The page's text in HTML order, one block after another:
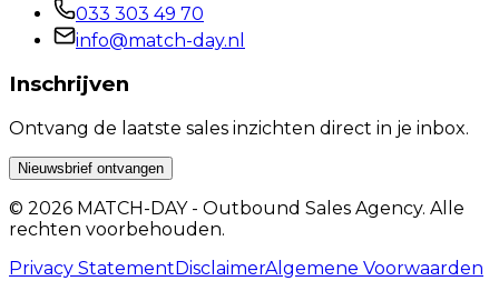
033 303 49 70
info@match-day.nl
Inschrijven
Ontvang de laatste sales inzichten direct in je inbox.
Nieuwsbrief ontvangen
© 2026 MATCH-DAY - Outbound Sales Agency. Alle
rechten voorbehouden.
Privacy StatementDisclaimerAlgemene Voorwaarden